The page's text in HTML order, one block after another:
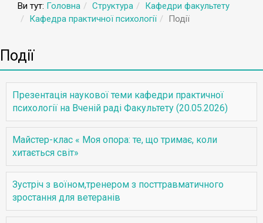
Ви тут: Головна Структура
Кафедри факультету
Кафедра практичної психології
Події
Події
Презентація наукової теми кафедри практичної
психології на Вченій раді Факультету (20.05.2026)
Майстер-клас « Моя опора: те, що тримає, коли
хитається світ»
Зустріч з воїном,тренером з посттравматичного
зростання для ветеранів